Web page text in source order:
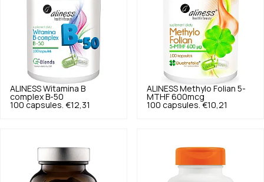
ALINESS Witamina B
complex B-50
100 capsules. €12,31
ALINESS Methylo Folian 5-
MTHF 600mcg
100 capsules. €10,21